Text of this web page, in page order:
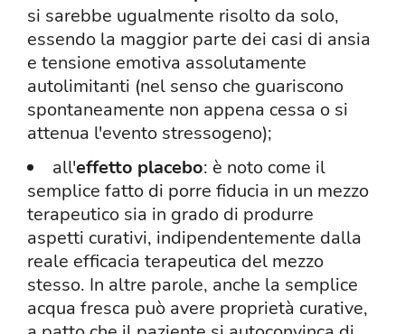
si sarebbe ugualmente risolto da solo,
essendo la maggior parte dei casi di ansia
e tensione emotiva assolutamente
autolimitanti (nel senso che guariscono
spontaneamente non appena cessa o si
attenua l'evento stressogeno);
all'effetto placebo: è noto come il
semplice fatto di porre fiducia in un mezzo
terapeutico sia in grado di produrre
aspetti curativi, indipendentemente dalla
reale efficacia terapeutica del mezzo
stesso. In altre parole, anche la semplice
acqua fresca può avere proprietà curative,